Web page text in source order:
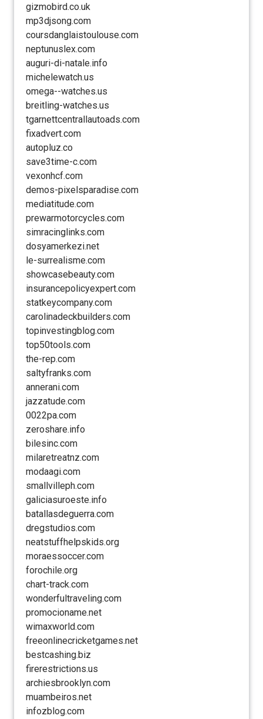
gizmobird.co.uk
mp3djsong.com
coursdanglaistoulouse.com
neptunuslex.com
auguri-di-natale.info
michelewatch.us
omega--watches.us
breitling-watches.us
tgarnettcentrallautoads.com
fixadvert.com
autopluz.co
save3time-c.com
vexonhcf.com
demos-pixelsparadise.com
mediatitude.com
prewarmotorcycles.com
simracinglinks.com
dosyamerkezi.net
le-surrealisme.com
showcasebeauty.com
insurancepolicyexpert.com
statkeycompany.com
carolinadeckbuilders.com
topinvestingblog.com
top50tools.com
the-rep.com
saltyfranks.com
annerani.com
jazzatude.com
0022pa.com
zeroshare.info
bilesinc.com
milaretreatnz.com
modaagi.com
smallvilleph.com
galiciasuroeste.info
batallasdeguerra.com
dregstudios.com
neatstuffhelpskids.org
moraessoccer.com
forochile.org
chart-track.com
wonderfultraveling.com
promocioname.net
wimaxworld.com
freeonlinecricketgames.net
bestcashing.biz
firerestrictions.us
archiesbrooklyn.com
muambeiros.net
infozblog.com